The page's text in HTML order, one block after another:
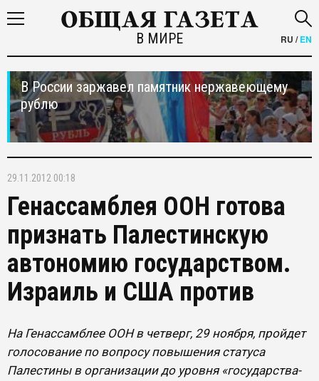
В МИРЕ RU /EN
В России заржавел памятник нержавеющему
рублю
29.11.2012 00:18
Генассамблея ООН готова
признать Палестинскую
автономию государством.
Израиль и США против
На Генассамблее ООН в четверг, 29 ноября, пройдет
голосование по вопросу повышения статуса
Палестины в организации до уровня «государства-